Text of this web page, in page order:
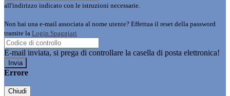
all'indirizzo indicato con le istruzioni necessarie.
Non hai una e-mail associata al nome utente? Effettua il reset della password
tramite la Login Spaggiari
E-mail inviata, si prega di controllare la casella di posta elettronica!
Errore
Chiudi